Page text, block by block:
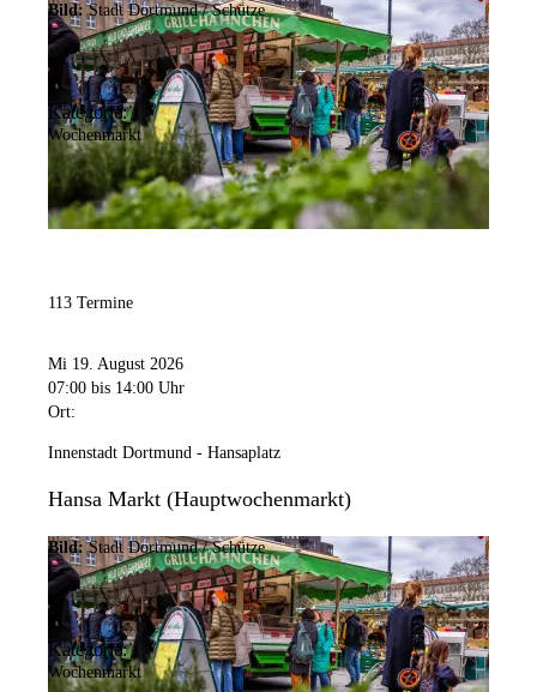
Bild: Stadt Dortmund / Schütze
Kategorie:
Wochenmarkt
113 Termine
Mi 19. August 2026
07:00 bis 14:00 Uhr
Ort:
Innenstadt Dortmund - Hansaplatz
Hansa Markt (Hauptwochenmarkt)
Bild: Stadt Dortmund / Schütze
Kategorie:
Wochenmarkt